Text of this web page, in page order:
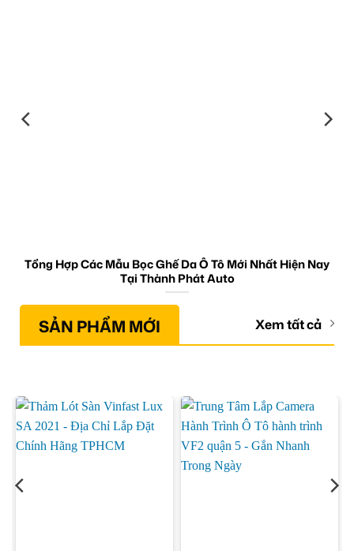
Tổng Hợp Các Mẫu Bọc Ghế Da Ô Tô Mới Nhất Hiện Nay
Tại Thành Phát Auto
SẢN PHẨM MỚI Xem tất cả